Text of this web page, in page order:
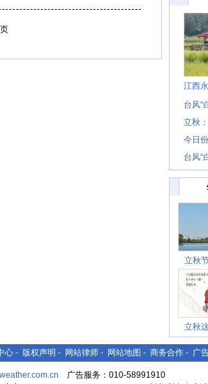
江西
台风“
立秋
今日
台风“
立秋
立秋
心 - 版权声明 - 网站律师 - 网站地图 - 商务合作 - 广
广告服务：010-58991910